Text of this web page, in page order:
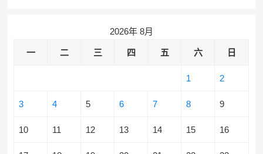
2026年 8月
一 二 三 四 五 六 日
1 2
3 4 5 6 7 8 9
10 11 12 13 14 15 16